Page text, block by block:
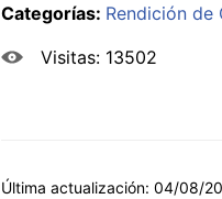
Categorías: Rendición de
Visitas: 13502
Última actualización: 04/08/